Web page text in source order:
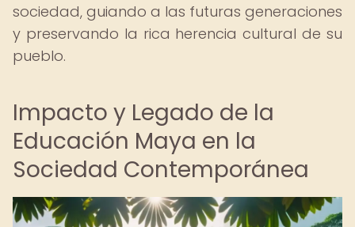
sociedad, guiando a las futuras generaciones
y preservando la rica herencia cultural de su
pueblo.
Impacto y Legado de la
Educación Maya en la
Sociedad Contemporánea